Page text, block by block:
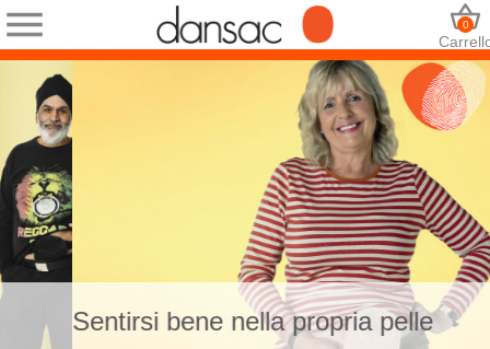
0
Sentirsi bene nella propria pelle